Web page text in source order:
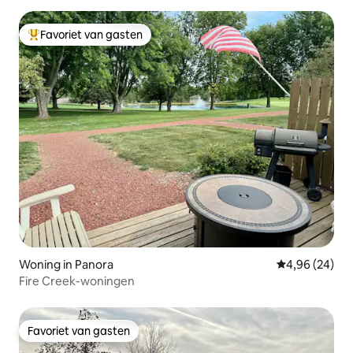
Topfavoriet van gasten
Favoriet van gasten
Woning in Panora Gemiddelde
4,96 (24)
Fire Creek-woningen
Favoriet van gasten
Favoriet van gasten